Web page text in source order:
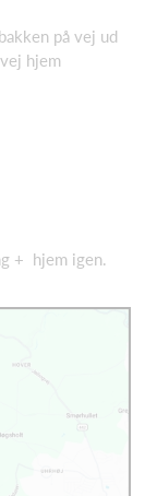
på vej ud
hjem
+ hjem igen.